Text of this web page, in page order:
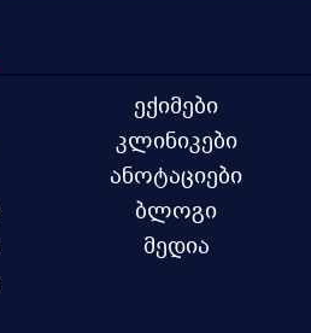
ექიმები
კლინიკები
ანოტაციები
ბლოგი
მედია